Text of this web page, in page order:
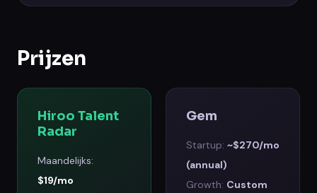
Prijzen
Hiroo Talent
Radar
Maandelijks:
$19/mo
Gem
Startup: ~$270/mo
(annual)
Growth: Custom